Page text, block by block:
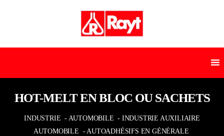
HOT-MELT EN BLOC OU SACHETS
INDUSTRIE - AUTOMOBILE - INDUSTRIE AUXILIAIRE
AUTOMOBILE - AUTOADHÉSIFS EN GÉNÉRALE